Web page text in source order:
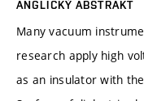
ANGLICKÝ ABSTRAKT
Many vacuum
research apply high
as an insulator with